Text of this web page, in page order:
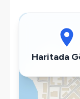
Saç Kurutma
Bulaşık Makinesi
Klima
Wifi / İnternet
Haritada